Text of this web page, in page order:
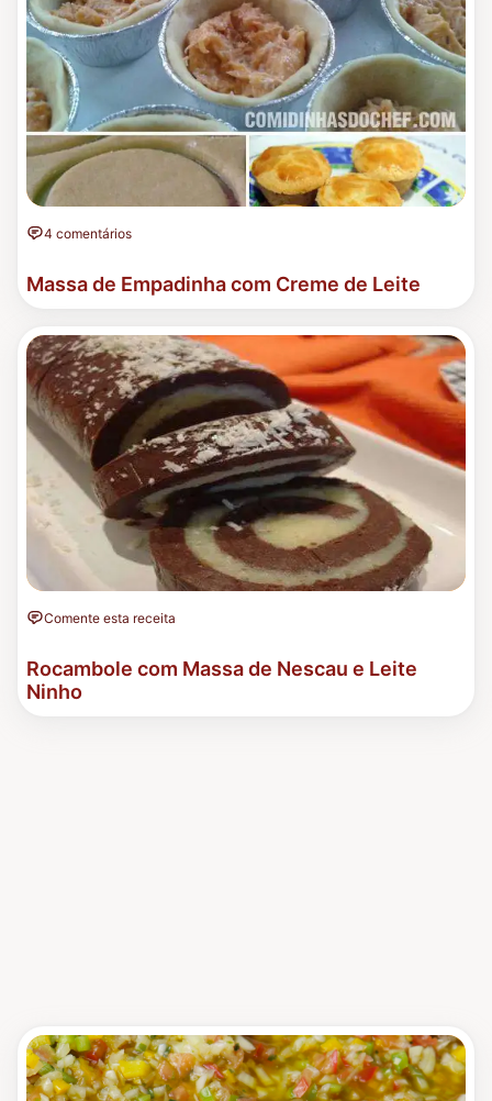
4 comentários
Massa de Empadinha com Creme de Leite
Comente esta receita
Rocambole com Massa de Nescau e Leite
Ninho